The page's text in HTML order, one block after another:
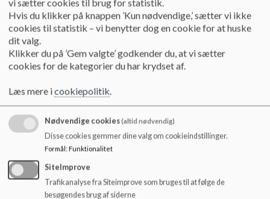
Forældrerepræsentant
Dea Lykkegaard
Forældrerepræsentant
Malene Poulsen
Forældrerepræsentant
Forældrerepræsentant
Martin Tipsmark
Forældrerepræsentant
Janne Walmod
Medarbejderrepræsentant
Medarbejderrepræsentant
Morten Max
Elevrepræsentanter
Formand -
Næstformand -
Ledelsesrepræsentant
Ledelsesrepræsentant
Øvrige dokumenter:
vi sætter cookies til brug for statistik.
Hvis du klikker på knappen ’Kun nødvendige,’ sætter vi ikke
cookies til statistik – vi benytter dog en cookie for at huske
dit valg.
Klikker du på ’Gem valgte’ godkender du, at vi sætter
cookies for de kategorier du har krydset af.
Læs mere icookiepolitik.
Nødvendige cookies(altid nødvendig)
Disse cookies gemmer dine valg om cookieindstillinger.
Formål: Funktionalitet
SiteImprove
Trafikanalyse fra Siteimprove som bruges til at følge de
besøgendes brug af siderne